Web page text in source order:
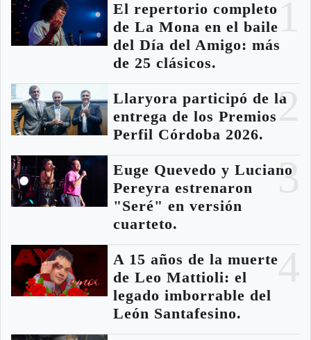
El repertorio completo
de La Mona en el baile
del Día del Amigo: más
de 25 clásicos.
2
Llaryora participó de la
entrega de los Premios
Perfil Córdoba 2026.
3
Euge Quevedo y Luciano
Pereyra estrenaron
"Seré" en versión
cuarteto.
A 15 años de la muerte
de Leo Mattioli: el
legado imborrable del
León Santafesino.